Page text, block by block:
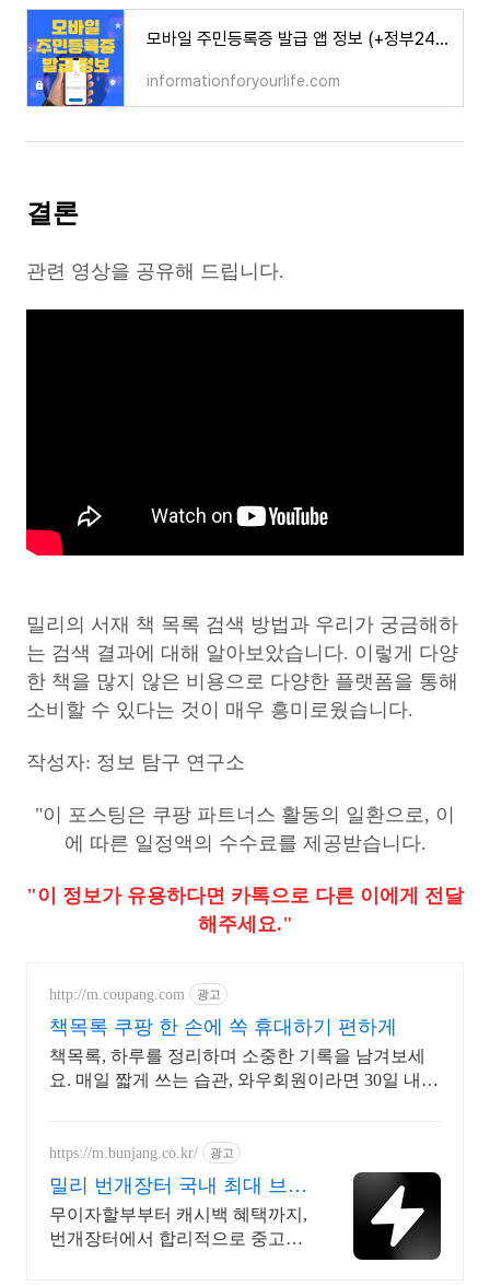
모바일 주민등록증 발급 앱 정보 (+정부24 앱 사용)
informationforyourlife.com
결론
관련 영상을 공유해 드립니다.
밀리의 서재 책 목록 검색 방법과 우리가 궁금해하
는 검색 결과에 대해 알아보았습니다. 이렇게 다양
한 책을 많지 않은 비용으로 다양한 플랫폼을 통해
소비할 수 있다는 것이 매우 흥미로웠습니다.
작성자: 정보 탐구 연구소
"이 포스팅은 쿠팡 파트너스 활동의 일환으로, 이
에 따른 일정액의 수수료를 제공받습니다.
"이 정보가 유용하다면 카톡으로 다른 이에게 전달
해주세요."
http://m.coupang.com 광고
책목록 쿠팡 한 손에 쏙 휴대하기 편하게
책목록, 하루를 정리하며 소중한 기록을 남겨보세
요. 매일 짧게 쓰는 습관, 와우회원이라면 30일 내
https://m.bunjang.co.kr/ 광고
밀리 번개장터 국내 최대 브랜
드 중고거래
무이자할부부터 캐시백 혜택까지,
번개장터에서 합리적으로 중고거